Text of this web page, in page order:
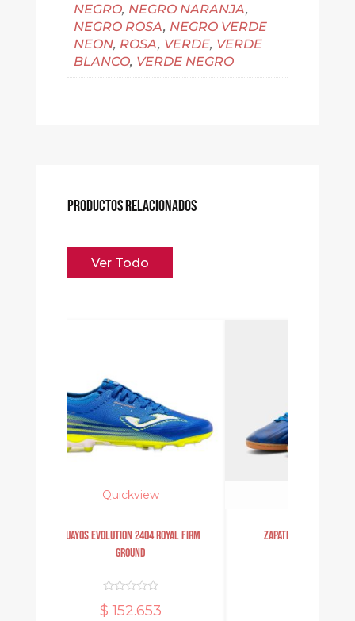
NEGRO, NEGRO NARANJA,
NEGRO ROSA, NEGRO VERDE
NEON, ROSA, VERDE, VERDE
BLANCO, VERDE NEGRO
PRODUCTOS RELACIONADOS
Ver Todo
Quickview
GUAYOS EVOLUTION 2404 ROYAL FIRM
GROUND
$ 152.653
Zapatilla Patrick